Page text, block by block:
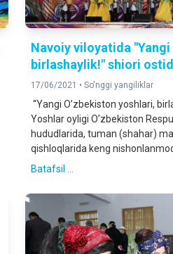
Navoiy viloyatida
birlashaylik!" shiori
17/06/2021 •So'nggi yangiliklar
“Yangi Oʼzbekiston yoshlari,
Yoshlar oyligi Oʼzbekiston
hududlarida, tuman (shahar)
qishloqlarida keng
Batafsil ...